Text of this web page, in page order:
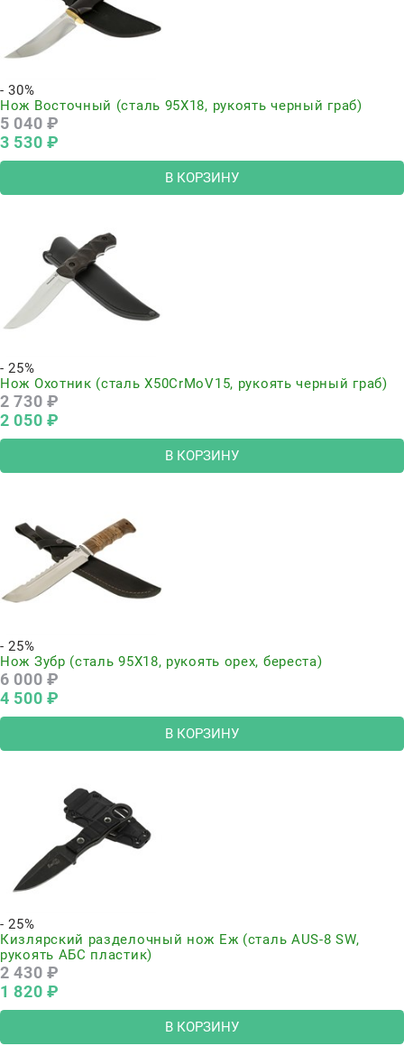
- 30%
Нож Восточный (сталь 95Х18, рукоять черный граб)
5 040 ₽
3 530 ₽
В КОРЗИНУ
- 25%
Нож Охотник (сталь Х50CrMoV15, рукоять черный граб)
2 730 ₽
2 050 ₽
В КОРЗИНУ
- 25%
Нож Зубр (сталь 95Х18, рукоять орех, береста)
6 000 ₽
4 500 ₽
В КОРЗИНУ
- 25%
Кизлярский разделочный нож Еж (сталь AUS-8 SW,
рукоять АБС пластик)
2 430 ₽
1 820 ₽
В КОРЗИНУ